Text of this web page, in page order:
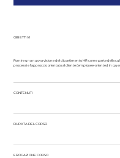
OBIETTIVI
Fornire una nuova visione del dipartimento HR come parte della
processi e l’approccio orientato al cliente (employee-oriented in
CONTENUTI
DURATA DEL CORSO
EROGAZIONE CORSO